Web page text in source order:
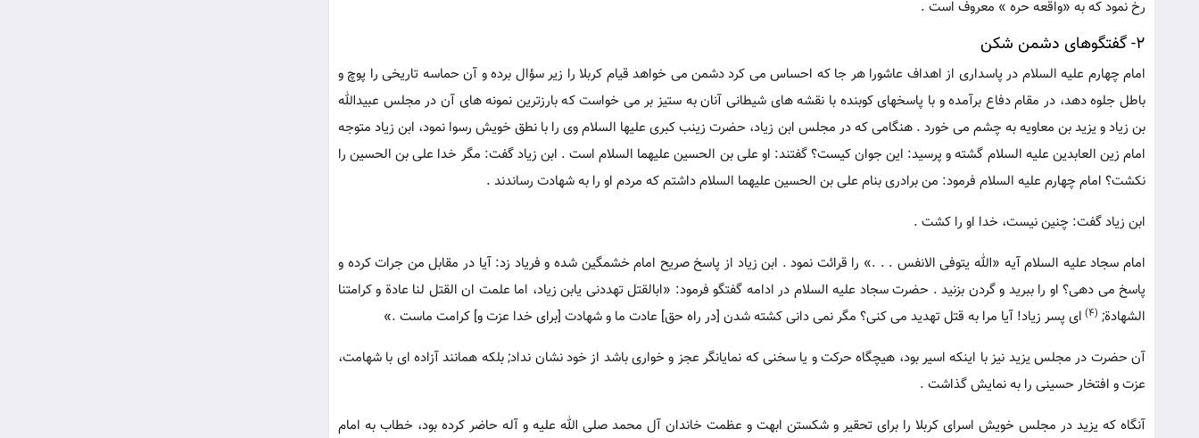
رخ نمود که به «واقعه حره » معروف است .
2- گفتگوهای دشمن شکن
امام چهارم علیه السلام در پاسداری از اهداف عاشورا هر جا که احساس می کرد دشمن می خواهد قیام کربلا را زیر سؤال برده و آن حماسه تاریخی را پوچ و
باطل جلوه دهد، در مقام دفاع برآمده و با پاسخهای کوبنده با نقشه های شیطانی آنان به ستیز بر می خواست که بارزترین نمونه های آن در مجلس عبیدالله
بن زیاد و یزید بن معاویه به چشم می خورد . هنگامی که در مجلس ابن زیاد، حضرت زینب کبری علیها السلام وی را با نطق خویش رسوا نمود، ابن زیاد متوجه
امام زین العابدین علیه السلام گشته و پرسید: این جوان کیست؟ گفتند: او علی بن الحسین علیهما السلام است . ابن زیاد گفت: مگر خدا علی بن الحسین را
نکشت؟ امام چهارم علیه السلام فرمود: من برادری بنام علی بن الحسین علیهما السلام داشتم که مردم او را به شهادت رساندند .
ابن زیاد گفت: چنین نیست، خدا او را کشت .
امام سجاد علیه السلام آیه «الله یتوفی الانفس . . .» را قرائت نمود . ابن زیاد از پاسخ صریح امام خشمگین شده و فریاد زد: آیا در مقابل من جرات کرده و
پاسخ می دهی؟ او را ببرید و گردن بزنید . حضرت سجاد علیه السلام در ادامه گفتگو فرمود: «ابالقتل تهددنی یابن زیاد، اما علمت ان القتل لنا عادة و کرامتنا
الشهادة; (4)
ای پسر زیاد! آیا مرا به قتل تهدید می کنی؟ مگر نمی دانی کشته شدن [در راه حق] عادت ما و شهادت [برای خدا عزت و] کرامت ماست .»
آن حضرت در مجلس یزید نیز با اینکه اسیر بود، هیچگاه حرکت و یا سخنی که نمایانگر عجز و خواری باشد از خود نشان نداد; بلکه همانند آزاده ای با شهامت،
عزت و افتخار حسینی را به نمایش گذاشت .
آنگاه که یزید در مجلس خویش اسرای کربلا را برای تحقیر و شکستن ابهت و عظمت خاندان آل محمد صلی الله علیه و آله حاضر کرده بود، خطاب به امام